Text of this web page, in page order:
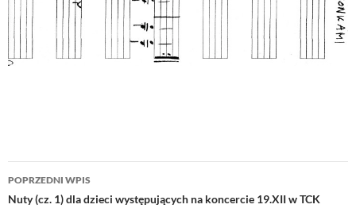
Nawigacja
wpisu
POPRZEDNI WPIS
Nuty (cz. 1) dla dzieci występujących na koncercie 19.XII w TCK